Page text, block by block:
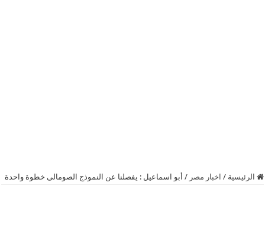
الرئيسية / اخبار مصر / أبو اسماعيل : يفصلنا عن النموذج الصومالى خطوة واحدة